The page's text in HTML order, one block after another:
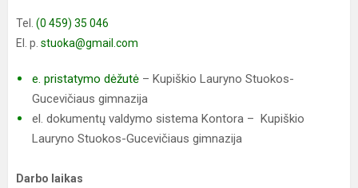
Tel. (0 459) 35 046
El. p. stuoka@gmail.com
​e. pristatymo dėžutė – Kupiškio Lauryno Stuokos-
Gucevičiaus gimnazija
el. dokumentų valdymo sistema Kontora – Kupiškio
Lauryno Stuokos-Gucevičiaus gimnazija
Darbo laikas